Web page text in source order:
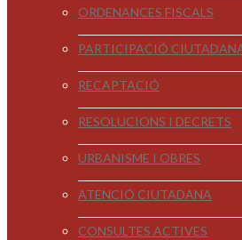
ORDENANCES FISCALS
PARTICIPACIÓ
RECAPTACIÓ
RESOLUCIONS I DECRETS
URBANISME I OBRES
ATENCIÓ CIUTADANA
CONSULTES ACTIVES